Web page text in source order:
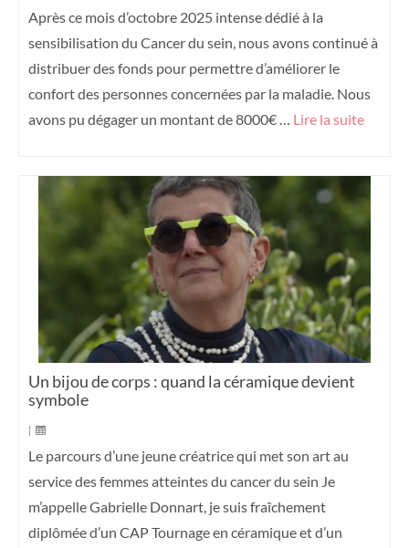
Après ce mois d’octobre 2025 intense dédié à la
sensibilisation du Cancer du sein, nous avons continué à
distribuer des fonds pour permettre d’améliorer le
confort des personnes concernées par la maladie. Nous
avons pu dégager un montant de 8000€ … Lire la suite
Un bijou de corps : quand la céramique devient
symbole
|
Le parcours d’une jeune créatrice qui met son art au
service des femmes atteintes du cancer du sein Je
m’appelle Gabrielle Donnart, je suis fraîchement
diplômée d’un CAP Tournage en céramique et d’un